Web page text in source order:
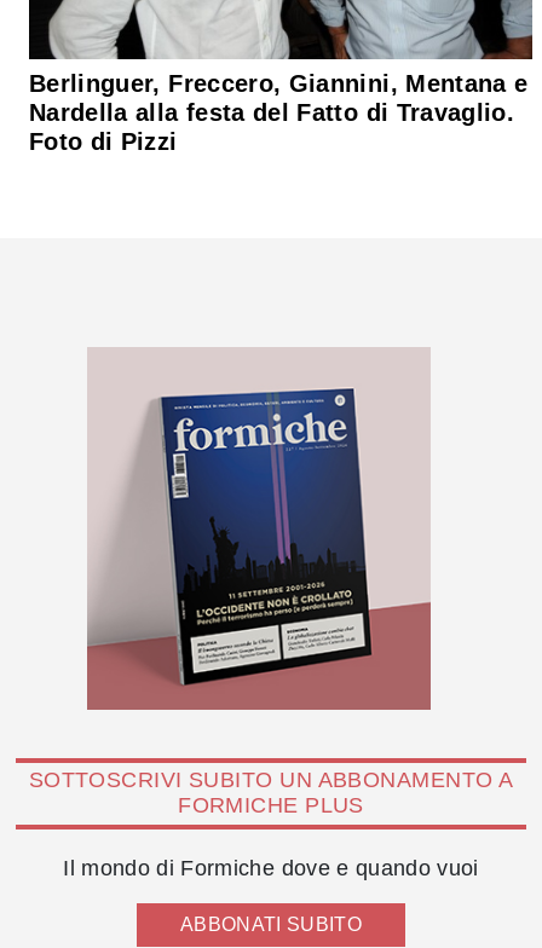
Berlinguer, Freccero, Giannini, Mentana e
Nardella alla festa del Fatto di Travaglio.
Foto di Pizzi
SOTTOSCRIVI SUBITO UN ABBONAMENTO A
FORMICHE PLUS
Il mondo di Formiche dove e quando vuoi
ABBONATI SUBITO